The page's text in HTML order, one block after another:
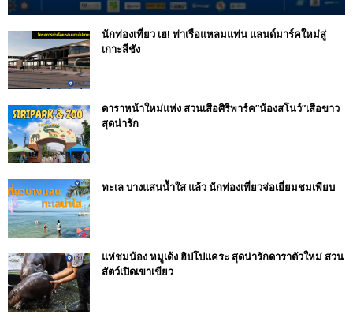
นักท่องเที่ยว เฮ! ท่าเรือแหลมแท่น แลนด์มาร์คใหม่สู่
เกาะสีชัง
ดาราหน้าใหม่แห่ง สวนเสือศิริพาร์ค”น้องสโนว์”เสือขาว
สุดน่ารัก
ทะเล บางแสนน้ำใส แล้ว นักท่องเที่ยวจ่อเยี่ยมชมเพียบ
แห่ชมน้อง หมูเด้ง ฮิปโปแคระ สุดน่ารักดาราตัวใหม่ สวน
สัตว์เปิดเขาเขียว